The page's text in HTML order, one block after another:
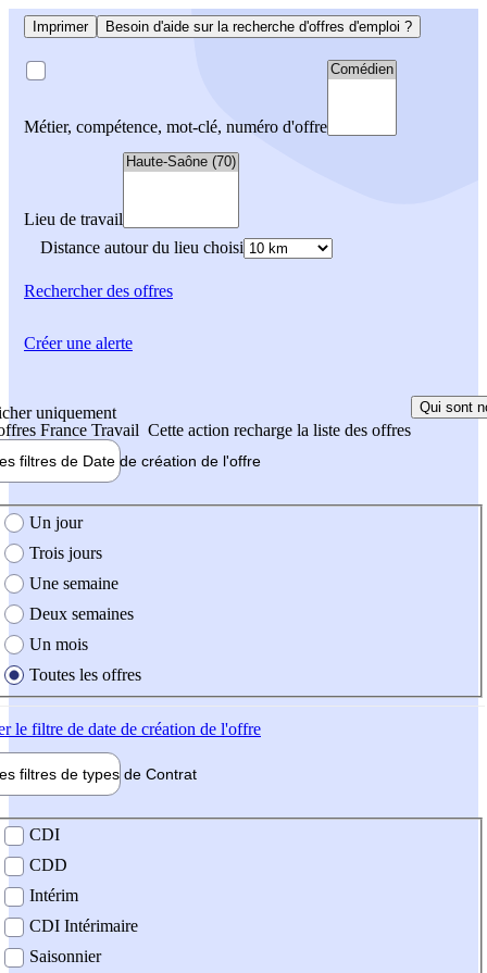
Imprimer Besoin d'aide sur la recherche d'offres d'emploi ?
Métier, compétence, mot-clé, numéro d'offre
Lieu de travail
Distance autour du lieu choisi
Rechercherdes offres
uniquement
France Travail Cette action recharge la liste des offres
Qui sont
filtres de Date de création de l'offre
création de l'offre
Un jour
Trois jours
Une semaine
Deux semaines
Un mois
Toutes les offres
le filtre de date de création de l'offre
filtres de types de Contrat
contrat
CDI
CDD
Intérim
CDI Intérimaire
Saisonnier
Créer une alerte